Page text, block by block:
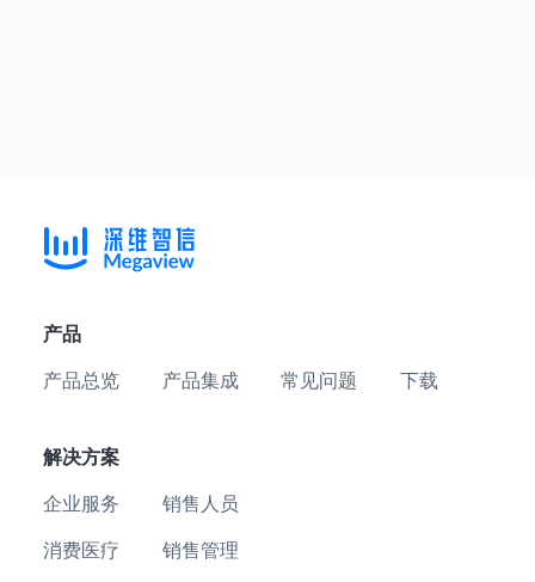
产品
产品总览 产品集成 常见问题 下载
解决方案
企业服务
消费医疗
销售人员
销售管理